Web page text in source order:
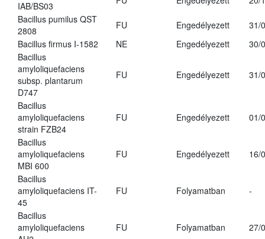
IAB/BS03
Bacillus pumilus QST
2808
FU Engedélyezett
31/
Bacillus firmus I-1582
NE Engedélyezett
30/
Bacillus
amyloliquefaciens
subsp. plantarum
D747
FU Engedélyezett 31/
Bacillus
amyloliquefaciens
strain FZB24
FU Engedélyezett 01/
Bacillus
amyloliquefaciens
MBI 600
FU Engedélyezett 16/
Bacillus
amyloliquefaciens IT-
45
FU Folyamatban -
Bacillus
amyloliquefaciens
FU Folyamatban 27/